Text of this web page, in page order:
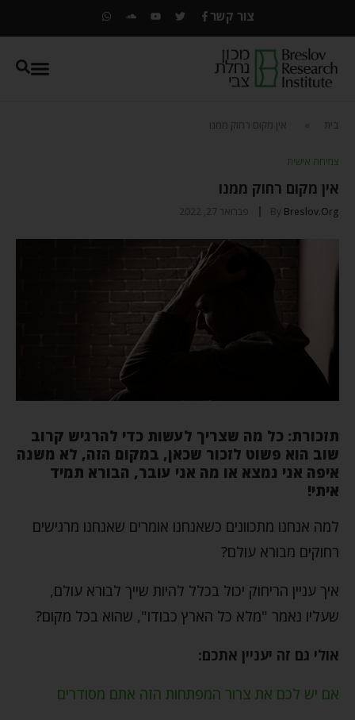
צור קשר
בית אין מקום רחוק ממנו
צמיחה אישית
אין מקום רחוק ממנו
By Breslov.org פברואר 27, 2022
תזכורת: כל מה שצריך לעשות כדי להרגיש קרוב
שוב הוא פשוט לזכור שכאן, במקום הזה, לא משנה
איפה אני נמצא או מה אני עובר, הבורא תמיד
איתי!
למה אנחנו מתכוונים כשאנחנו אומרים שאנחנו מרגישים
רחוקים מבורא עולם?
איך עניין הריחוק יכול בכלל להיות שייך לבורא עולם,
שעליו נאמר "מלא כל הארץ כבודו", שהוא בכל מקום?
אולי גם זה יעניין אתכם:
אם יש לכם את צרור המפתחות הזה אתם מסודרים